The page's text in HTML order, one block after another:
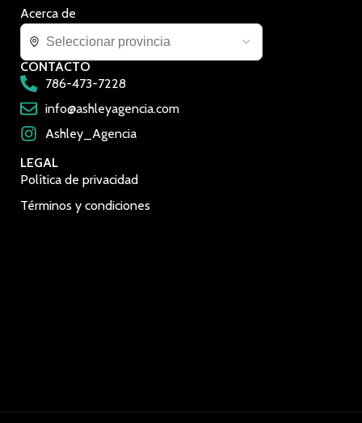
Acerca de
CONTACTO
786-473-7228
info@ashleyagencia.com
Ashley_Agencia
LEGAL
Política de privacidad
Términos y condiciones